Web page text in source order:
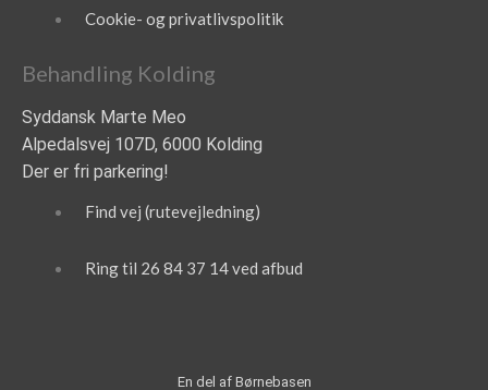
Cookie- og privatlivspolitik
Behandling Kolding
Syddansk Marte Meo
Alpedalsvej 107D, 6000 Kolding
Der er fri parkering!
Find vej (rutevejledning)
Ring til 26 84 37 14 ved afbud
En del af Børnebasen